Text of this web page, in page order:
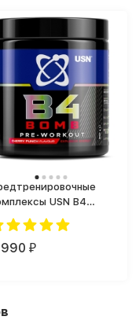
USN B4
Bomb (300 г)
₽